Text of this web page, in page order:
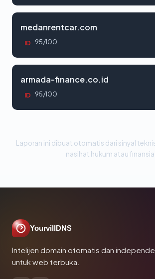
medanrentcar.com
ID 95/100
armada-finance.co.id
ID 95/100
Laporan ini dibuat otomatis dari sinyal
nasihat hukum atau finansial.
YourvillDNS
Intelijen domain otomatis dan
untuk web terbuka.